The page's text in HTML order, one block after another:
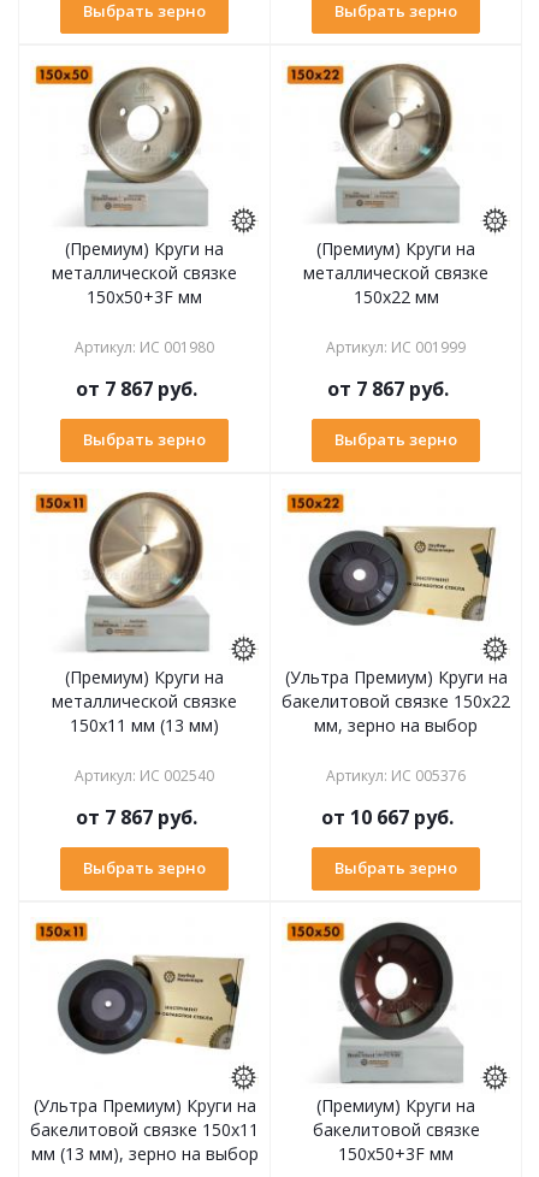
Выбрать зерно Выбрать зерно
(Премиум) Круги на
металлической связке
150х50+3F мм
Артикул: ИС 001980
от 7 867 руб.
Выбрать зерно
(Премиум) Круги на
металлической связке
150х22 мм
Артикул: ИС 001999
от 7 867 руб.
Выбрать зерно
(Премиум) Круги на
металлической связке
150х11 мм (13 мм)
Артикул: ИС 002540
от 7 867 руб.
Выбрать зерно
(Ультра Премиум) Круги на
бакелитовой связке 150х22
мм, зерно на выбор
Артикул: ИС 005376
от 10 667 руб.
Выбрать зерно
(Ультра Премиум) Круги на
бакелитовой связке 150х11
мм (13 мм), зерно на выбор
(Премиум) Круги на
бакелитовой связке
150х50+3F мм